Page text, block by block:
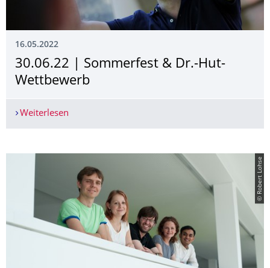
16.05.2022
30.06.22 | Sommerfest & Dr.-Hut-
Wettbewerb
Weiterlesen
© Robert Lohse